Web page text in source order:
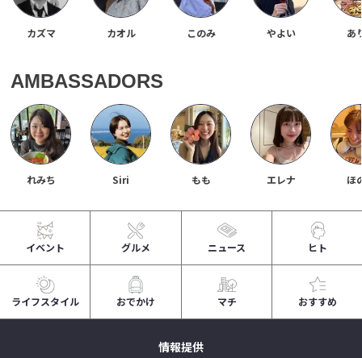
カズマ カオル このみ やよい あ
AMBASSADORS
れみち Siri もも エレナ ほ
イベント グルメ ニュース ヒト
ライフスタイル おでかけ マチ おすすめ
情報提供